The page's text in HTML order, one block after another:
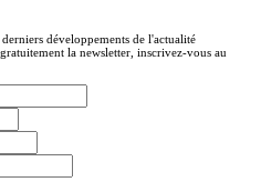
développements de l'actualité
la newsletter, inscrivez-vous au